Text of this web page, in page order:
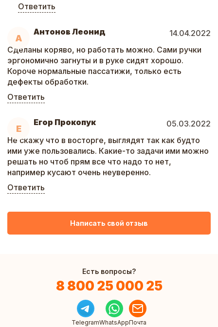
Ответить
А
Антонов Леонид
14.04.2022
Сделаны коряво, но работать можно. Сами ручки
эргономично загнуты и в руке сидят хорошо.
Короче нормальные пассатижи, только есть
дефекты обработки.
Ответить
Е
Егор Прокопук
05.03.2022
Не скажу что в восторге, выглядят так как будто
ими уже пользовались. Какие-то задачи ими можно
решать но чтоб прям все что надо то нет,
например кусают очень неуверенно.
Ответить
Написать свой отзыв
Есть вопросы?
8 800 25 000 25
TelegramWhatsAppПочта